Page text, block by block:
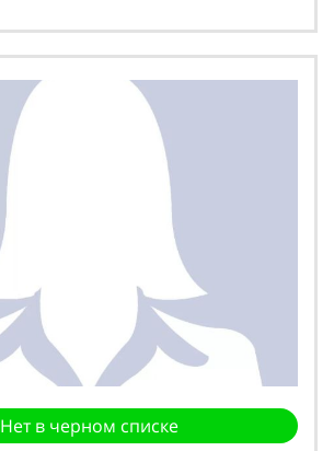
Нет в черном списке